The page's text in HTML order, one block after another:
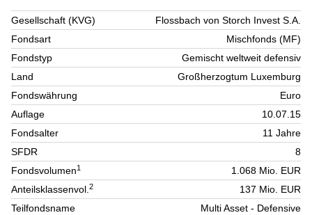
Gesellschaft (KVG)
Flossbach von Storch Invest S.A.
Fondsart
Mischfonds (MF)
Fondstyp
Gemischt weltweit defensiv
Land
Großherzogtum Luxemburg
Fondswährung
Euro
Auflage
10.07.15
Fondsalter
11 Jahre
SFDR
8
Fondsvolumen1
1.068 Mio. EUR
Anteilsklassenvol.2
137 Mio. EUR
Teilfondsname
Multi Asset - Defensive